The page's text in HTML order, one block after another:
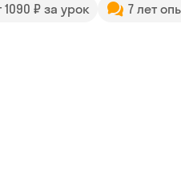
1090 ₽ за урок 7 лет